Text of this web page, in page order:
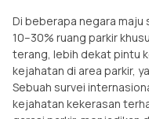
Di beberapa negara maju
10–30% ruang parkir
terang, lebih dekat pintu
kejahatan di area parkir,
Sebuah survei
kejahatan kekerasan